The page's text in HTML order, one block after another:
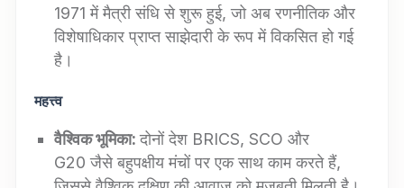
1971 में मैत्री संधि से शुरू हुई, जो अब रणनीतिक और
विशेषाधिकार प्राप्त साझेदारी के रूप में विकसित हो गई
है।
महत्त्व
वैश्विक भूमिका:दोनों देश BRICS, SCO और
G20 जैसे बहुपक्षीय मंचों पर एक साथ काम करते हैं,